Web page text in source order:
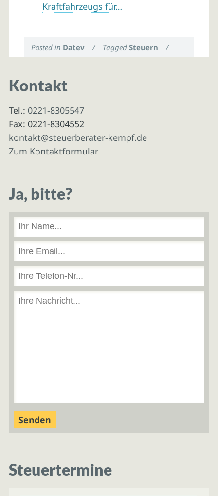
Kraftfahrzeugs für…
Posted in Datev / TaggedSteuern /
Kontakt
Tel.: 0221-8305547
Fax: 0221-8304552
kontakt@steuerberater-kempf.de
Zum Kontaktformular
Ja, bitte?
Steuertermine